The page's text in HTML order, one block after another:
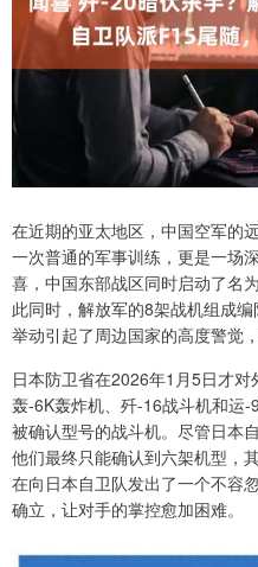
在近期的亚太地区，中国空军的
一次普通的军事训练，更是一场
喜，中国东部战区同时启动了名
此同时，解放军的8架战机组成
举动引起了周边国家的高度警觉
日本防卫省在2026年1月5日才
轰-6K轰炸机、歼-16战斗机和运
被确认型号的战斗机。尽管日本
他们最终只能确认到六架机型，
在向日本自卫队发出了一个不容
确立，让对手的掌控愈加困难。